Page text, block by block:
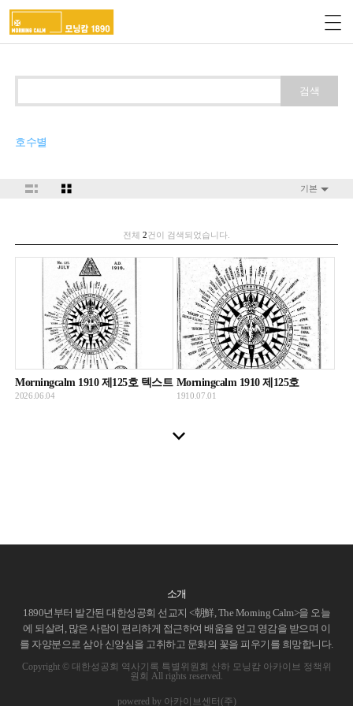
검색
호수별
기본
전체 2건이 검색되었습니다.
Morningcalm 1910 제125호 텍스트
2026.06.04
Morningcalm 1910 제125호
1910.07.01
소개
1890년부터 발간된 대한성공회 선교지 <朝鮮, The Morning Calm>을 오늘
에 되살려, 많은 사람이 편리하게 접근하여 배움을 얻고 영감을 받으며 이
를 자양분으로 삼아 신앙심을 고취하고 문화의 꽃을 피우기를 희망합니다.
Copyright © 대한성공회 역사기록 특별위원회 산하 모닝캄 아카이브 정책위
원회 All rights reserved.
powered by 아카이브센터(주)